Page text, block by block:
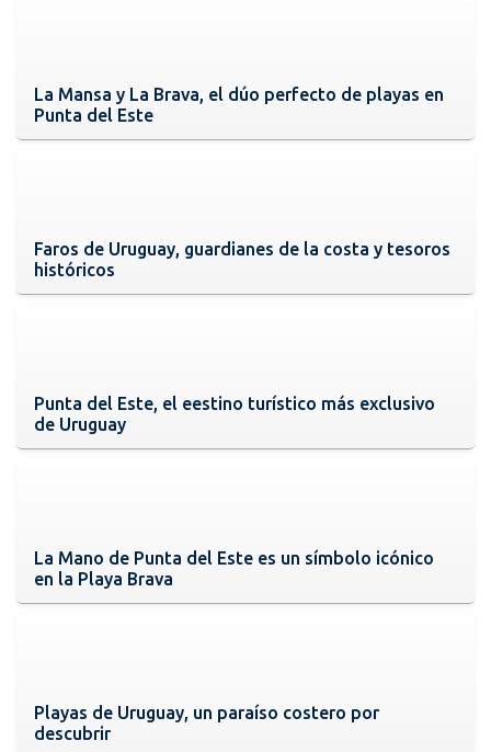
La Mansa y La Brava, el dúo perfecto de playas en
Punta del Este
Faros de Uruguay, guardianes de la costa y tesoros
históricos
Punta del Este, el eestino turístico más exclusivo
de Uruguay
La Mano de Punta del Este es un símbolo icónico
en la Playa Brava
Playas de Uruguay, un paraíso costero por
descubrir